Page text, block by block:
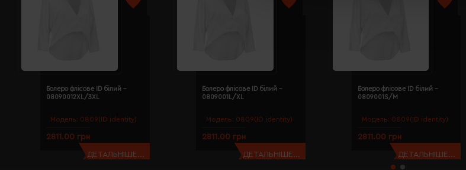
Модель: 0809(ID identity)
Болеро флісове ID білий -
08090012XL/3XL
2811.00 грн
ДЕТАЛЬНІШЕ...
Модель: 0809(ID identity)
Болеро флісове ID білий -
0809001L/XL
2811.00 грн
ДЕТАЛЬНІШЕ...
Модель: 0809(ID identity)
Болеро флісове ID білий -
0809001S/M
2811.00 грн
ДЕТАЛЬНІШЕ...